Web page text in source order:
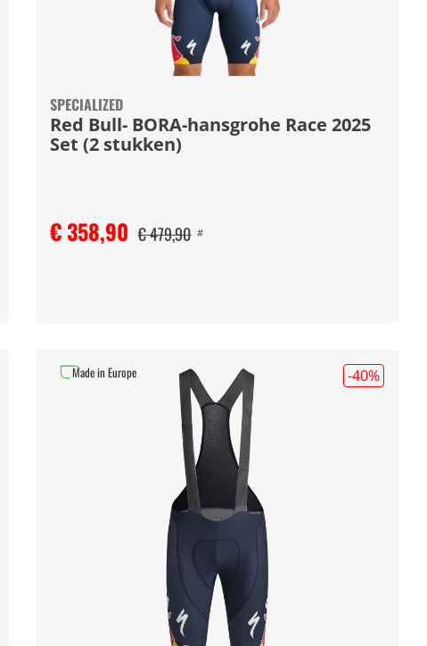
SPECIALIZED
Red Bull- BORA-hansgrohe Race 2025
Set (2 stukken)
€ 358,90 € 479,90 #
-40%
Made in Europe